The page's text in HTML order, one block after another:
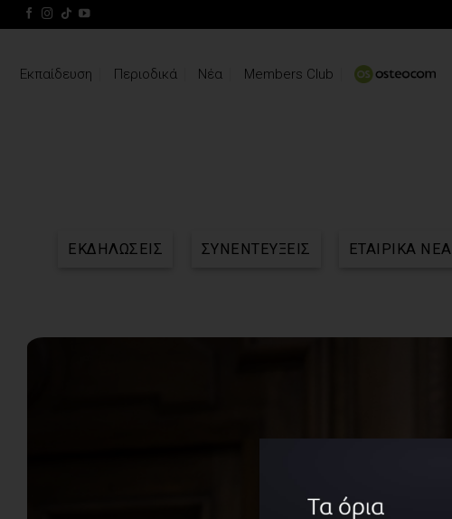
Skip
Εκπαίδευση Περιοδικά Νέα Members Club
ΕΚΔΗΛΩΣΕΙΣ ΣΥΝΕΝΤΕΥΞΕΙΣ ΕΤΑΙΡΙΚΑ ΝΕΑ